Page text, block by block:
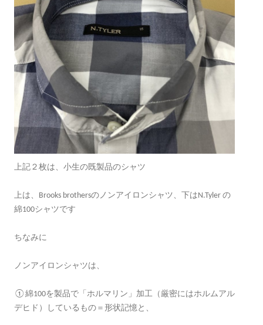
上記２枚は、小生の既製品のシャツ
上は、Brooks brothersのノンアイロンシャツ、下はN.Tyler の
綿100シャツです
ちなみに
ノンアイロンシャツは、
①綿100を製品で「ホルマリン」加工（厳密にはホルムアル
デヒド）しているもの＝形状記憶と、